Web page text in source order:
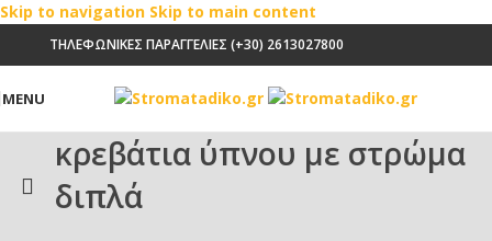
Skip to navigation Skip to main content
ΤΗΛΕΦΩΝΙΚΕΣ ΠΑΡΑΓΓΕΛΙΕΣ (+30) 2613027800
MENU
κρεβάτια ύπνου με στρώμα
διπλά